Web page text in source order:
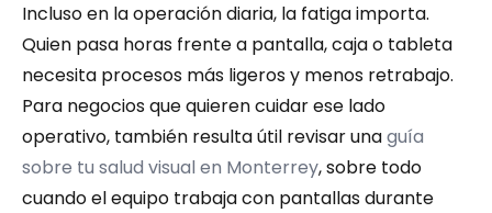
Incluso en la operación diaria, la fatiga importa.
Quien pasa horas frente a pantalla, caja o tableta
necesita procesos más ligeros y menos retrabajo.
Para negocios que quieren cuidar ese lado
operativo, también resulta útil revisar una guía
sobre tu salud visual en Monterrey, sobre todo
cuando el equipo trabaja con pantallas durante